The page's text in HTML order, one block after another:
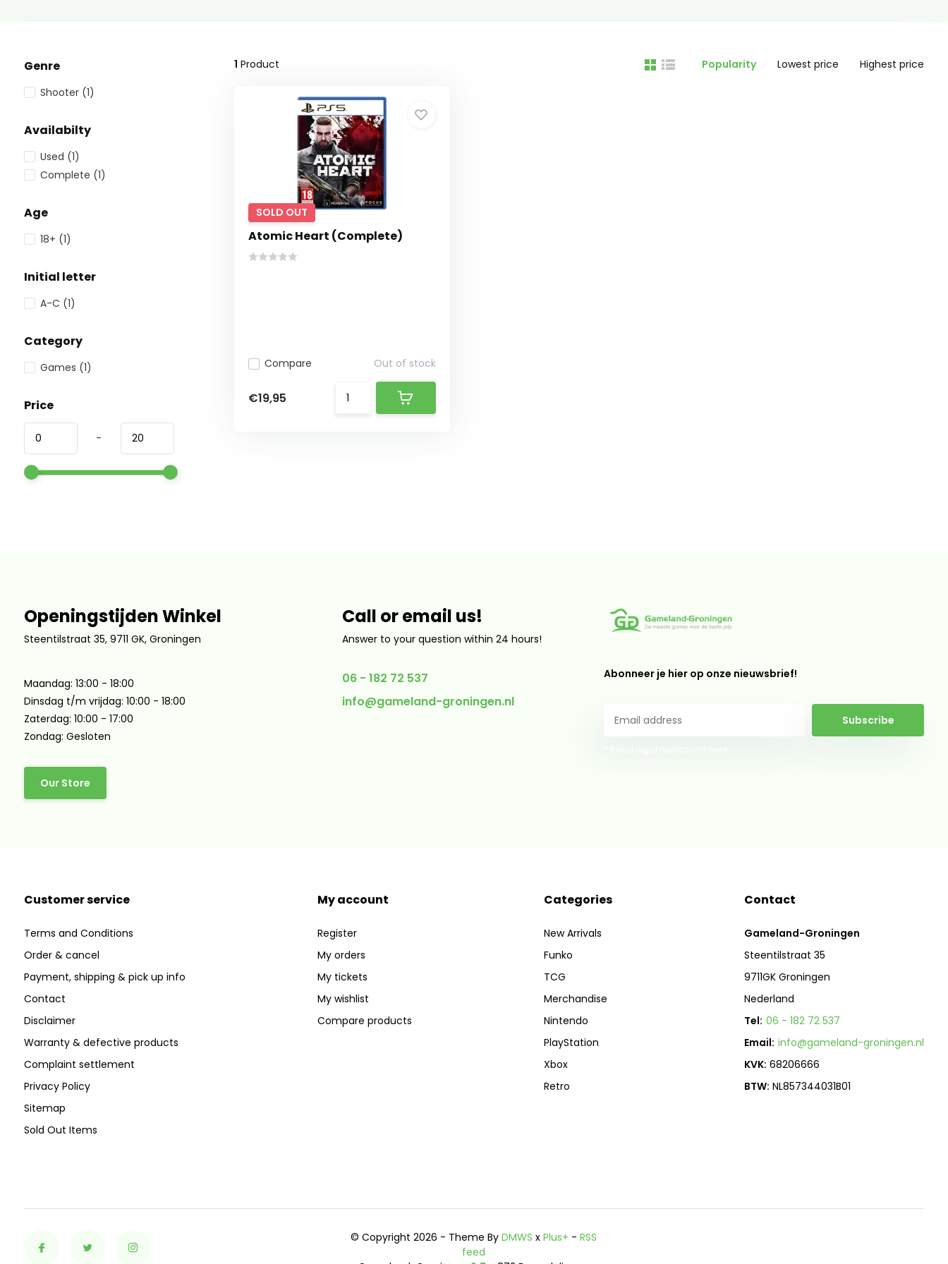
Genre
Shooter (1)
Availabilty
Used (1)
Complete (1)
Age
18+ (1)
Initial letter
A-C (1)
Category
Games (1)
Price
-
1 Product Popularity Lowest price Highest price
SOLD OUT
Atomic Heart (Complete)
Compare Out of stock
€19,95
Openingstijden Winkel
Steentilstraat 35, 9711 GK, Groningen
Maandag: 13:00 - 18:00
Dinsdag t/m vrijdag: 10:00 - 18:00
Zaterdag: 10:00 - 17:00
Zondag: Gesloten
Our Store
Call or email us!
Answer to your question within 24 hours!
06 - 182 72 537
info@gameland-groningen.nl
Abonneer je hier op onze nieuwsbrief!
Subscribe
Customer service
Terms and Conditions
Order & cancel
Payment, shipping & pick up info
Contact
Disclaimer
Warranty & defective products
Complaint settlement
Privacy Policy
Sitemap
Sold Out Items
My account
Register
My orders
My tickets
My wishlist
Compare products
Categories
New Arrivals
Funko
TCG
Merchandise
Nintendo
PlayStation
Xbox
Retro
Contact
Gameland-Groningen
Steentilstraat 35
9711GK Groningen
Nederland
Tel: 06 - 182 72 537
Email: info@gameland-groningen.nl
KVK: 68206666
BTW: NL857344031B01
© Copyright 2026 - Theme ByDMWS xPlus+ -RSS
feed